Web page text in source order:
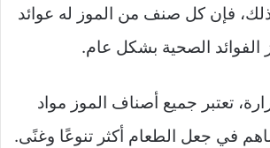
فإن كل صنف من الموز له عوائد
الفوائد الصحية بشكل عام.
تعتبر جميع أصناف الموز مواد
في جعل الطعام أكثر تنوعًا وغنًى.